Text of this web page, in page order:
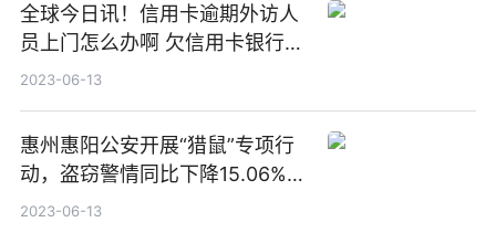
全球今日讯！信用卡逾期外访人
员上门怎么办啊 欠信用卡银行外
派人员上门
2023-06-13
惠州惠阳公安开展“猎鼠”专项行
动，盗窃警情同比下降15.06%|
每日视讯
2023-06-13